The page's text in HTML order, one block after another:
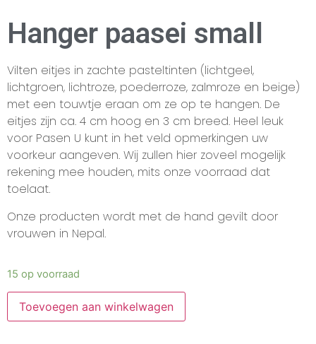
Hanger paasei small
Vilten eitjes in zachte pasteltinten (lichtgeel,
lichtgroen, lichtroze, poederroze, zalmroze en beige)
met een touwtje eraan om ze op te hangen. De
eitjes zijn ca. 4 cm hoog en 3 cm breed. Heel leuk
voor Pasen U kunt in het veld opmerkingen uw
voorkeur aangeven. Wij zullen hier zoveel mogelijk
rekening mee houden, mits onze voorraad dat
toelaat.
Onze producten wordt met de hand gevilt door
vrouwen in Nepal.
15 op voorraad
Toevoegen aan winkelwagen